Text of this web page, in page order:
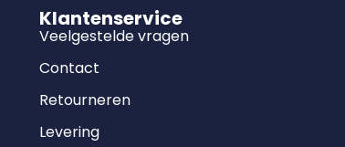
Klantenservice
Veelgestelde vragen
Contact
Retourneren
Levering